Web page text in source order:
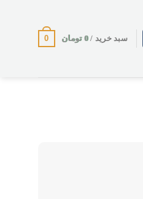
سبد خرید /0 تومان 0